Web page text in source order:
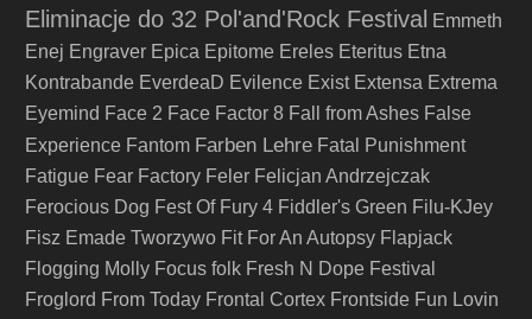
Eliminacje do 32 Pol'and'Rock Festival Emmeth
Enej Engraver Epica Epitome Ereles Eteritus Etna
Kontrabande EverdeaD Evilence Exist Extensa Extrema
Eyemind Face 2 Face Factor 8 Fall from Ashes False
Experience Fantom Farben Lehre Fatal Punishment
Fatigue Fear Factory Feler Felicjan Andrzejczak
Ferocious Dog Fest Of Fury 4 Fiddler's Green Filu-KJey
Fisz Emade Tworzywo Fit For An Autopsy Flapjack
Flogging Molly Focus folk Fresh N Dope Festival
Froglord From Today Frontal Cortex Frontside Fun Lovin